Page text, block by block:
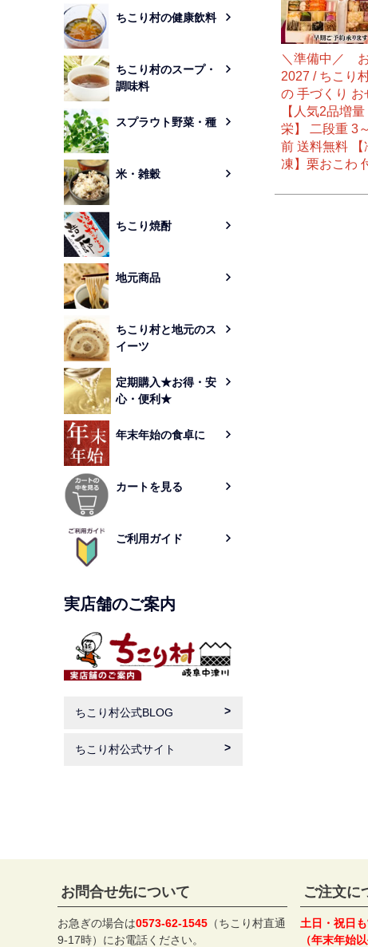
ちこり村の健康飲料
ちこり村のスープ・
調味料
スプラウト野菜・種
米・雑穀
ちこり焼酎
地元商品
ちこり村と地元のス
イーツ
定期購入★お得・安
心・便利★
年末年始の食卓に
カートを見る
ご利用ガイド
実店舗のご案内
ちこり村公式BLOG
ちこり村公式サイト
＼準備中／
2027 / ちこり
の 手づくり お
【人気2品増量
栄】 二段重 3
前 送料無料 【
凍】栗おこわ
お問合せ先について
お急ぎの場合は0573-62-1545 （ちこり村直通
9-17時）にお電話ください。
ご注文に
土日・祝日
（年末年始以